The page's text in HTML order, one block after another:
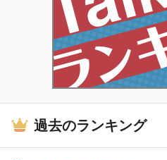
過去のランキング